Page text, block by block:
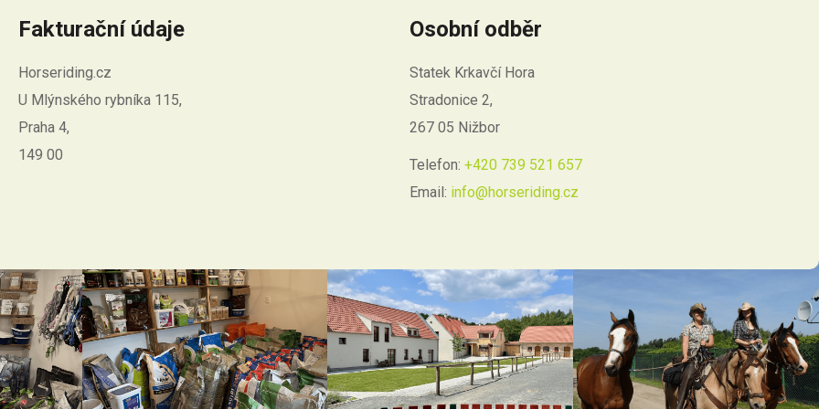
Fakturační údaje
Horseriding.cz
U Mlýnského rybníka 115,
Praha 4,
149 00
Osobní odběr
Statek Krkavčí Hora
Stradonice 2,
267 05 Nižbor
Telefon: +420 739 521 657
Email: info@horseriding.cz